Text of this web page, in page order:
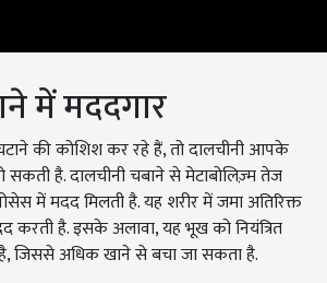
में मददगार
की कोशिश कर रहे हैं, तो दालचीनी आपके
सकती है. दालचीनी चबाने से मेटाबोलिज़्म तेज
में मदद मिलती है. यह शरीर में जमा अतिरिक्त
है. इसके अलावा, यह भूख को नियंत्रित
जिससे अधिक खाने से बचा जा सकता है.